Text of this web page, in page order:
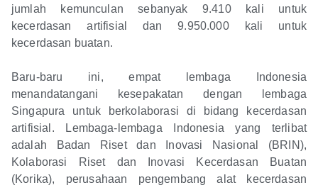
jumlah kemunculan sebanyak 9.410 kali untuk
kecerdasan artifisial dan 9.950.000 kali untuk
kecerdasan buatan.
Baru-baru ini, empat lembaga Indonesia
menandatangani kesepakatan dengan lembaga
Singapura untuk berkolaborasi di bidang kecerdasan
artifisial. Lembaga-lembaga Indonesia yang terlibat
adalah Badan Riset dan Inovasi Nasional (BRIN),
Kolaborasi Riset dan Inovasi Kecerdasan Buatan
(Korika), perusahaan pengembang alat kecerdasan